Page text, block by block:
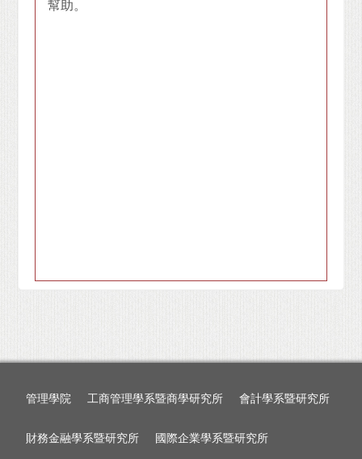
幫助。
管理學院 工商管理學系暨商學研究所 會計學系暨研究所
財務金融學系暨研究所 國際企業學系暨研究所